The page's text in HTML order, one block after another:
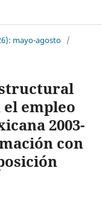
mayo-agosto /
empleo
2003-
con